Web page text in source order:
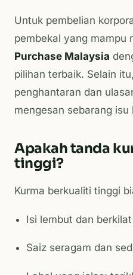
Untuk pembelian
pembekal yang mampu
Purchase Malaysia
pilihan terbaik. Selain
penghantaran dan
mengesan sebarang isu
Apakah tanda
tinggi?
Kurma berkualiti tinggi
Isi lembut dan
Saiz seragam dan